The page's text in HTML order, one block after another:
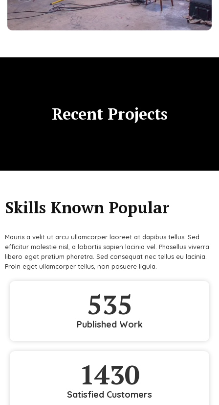
Recent Projects
Skills Known Popular
Mauris a velit ut arcu ullamcorper laoreet at dapibus tellus. Sed
efficitur molestie nisl, a lobortis sapien lacinia vel. Phasellus viverra
libero eget pretium pharetra. Sed consequat nec tellus eu lacinia.
Proin eget ullamcorper tellus, non posuere ligula.
535
Published Work
1430
Satisfied Customers